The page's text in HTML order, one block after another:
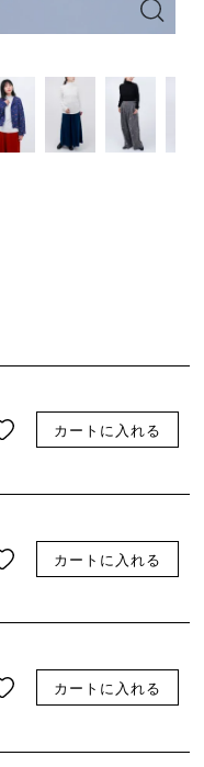
カートに入れる
カートに入れる
カートに入れる